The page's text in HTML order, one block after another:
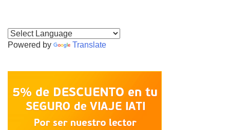
Powered by Translate